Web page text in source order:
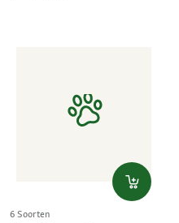
6 Soorten